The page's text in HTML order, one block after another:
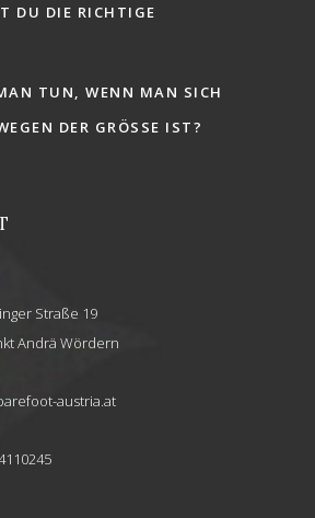
DU DIE RICHTIGE
TUN, WENN MAN SICH
DER GRÖSSE IST?
Straße 19
Andrä Wördern
austria.at